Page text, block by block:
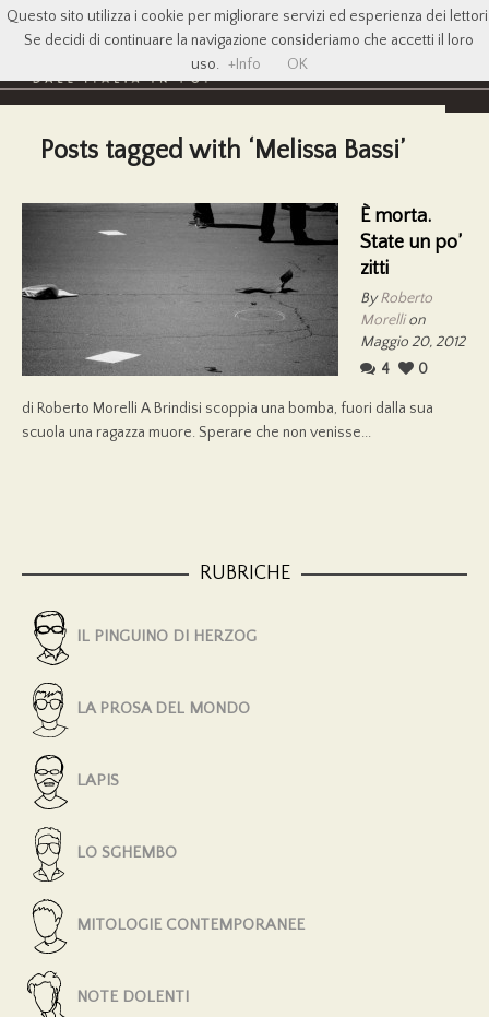
Posts tagged with ‘Melissa Bassi’
È morta.
State un po’
zitti
ByRoberto
Morellion
Maggio 20, 2012
4
0
di Roberto Morelli A Brindisi scoppia una bomba, fuori dalla sua
scuola una ragazza muore. Sperare che non venisse...
RUBRICHE
IL PINGUINO DI HERZOG
LA PROSA DEL MONDO
LAPIS
LO SGHEMBO
MITOLOGIE CONTEMPORANEE
NOTE DOLENTI
Questo sito utilizza i cookie per migliorare servizi ed esperienza dei
Se decidi di continuare la navigazione consideriamo che accetti il loro
uso. +Info OK